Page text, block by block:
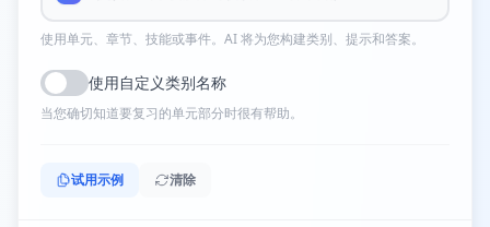
使用单元、章节、技能或事件。AI 将为您构建类别、提示和答案。
使用自定义类别名称
当您确切知道要复习的单元部分时很有帮助。
试用示例 清除